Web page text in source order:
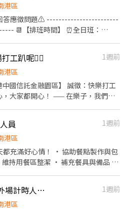
森二店📍台北
店📍台北市中正區濟南路二段66號
路8號 台北公園店📍台北市中正區
中正區南昌路一段149號 👉松山
民生東路三段135號 台北民權店📍台
台北南京二店📍台北市松山區南京
北市松山區南京東路四段57號 👉
區忠孝東路五段522號 台北101店📍
夢廣場店📍台北市信義區松高路11號
市文山區新光路二段30號 .˚⊹ ⁺‧
勞退・團保 ⛽ 汽機車油資補貼 🔧 汽
$600/人 📆 國定假日上班享雙倍薪資
lin.ee/8rsUSDv 🤟 留言「姓名＋
我的
喔♬ My Threads：tsaipei_ruby
❌別害怕❌找工作聯繫我⭕
港區
答應徵問題⚠️ ------------------------
【排班時間】 ⏰全日班：
容】 💪🥤《外場服務》 1. 佈置及
位 2. 答覆有關餐飲問題，必要時提
關用餐的服務 4. 收銀服務 5. 工作區域
內場廚務》 1. 洗剝削切各種食材，烹
對餐飲服務有高度的熱忱，態度
大專院校學期、學年實習業務，可
再加10元。 ✅每月工時達成獎勵，
元或達150小時以上者發放1,000元。
周最少須提供16-20小時排班。兩周
能排班的兼職人員
工趴呢❤️‍🔥
1週前
港區
融園區】 誠徵：快樂打工
心！ —— 在樂子，我們不
* 服務表揚獎金：$2,000+ (你的專業
：$2,000 (歡迎揪好朋友一起來快樂
生夥伴最實質的支持) * ⏰ 三大
期穩定型】：平日 3 天以上+假日 1
均假日排班 6 天以上。 3. 【平日菁
員
1週前
港區
• 協助餐點製作與包
持用餐區整潔 • 補充餐具與備品 •
Y07🍚🍱南港車站店_內/外場計時人員【YAYOI彌生軒】
1週前
港區